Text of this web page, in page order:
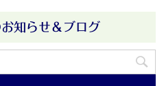
知らせ＆ブログ